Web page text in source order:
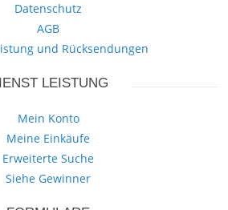
Datenschutz
AGB
und Rücksendungen
LEISTUNG
Mein Konto
Meine Einkäufe
Erweiterte Suche
Siehe Gewinner